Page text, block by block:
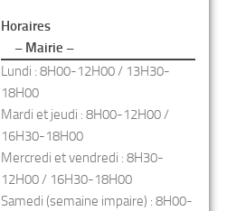
Horaires
– Mairie –
Lundi : 8H00-12H00 / 13H30-
18H00
Mardi et jeudi : 8H00-12H00 /
16H30-18H00
Mercredi et vendredi : 8H30-
12H00 / 16H30-18H00
Samedi (semaine impaire) : 8H00-